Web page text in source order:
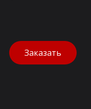
Заказать